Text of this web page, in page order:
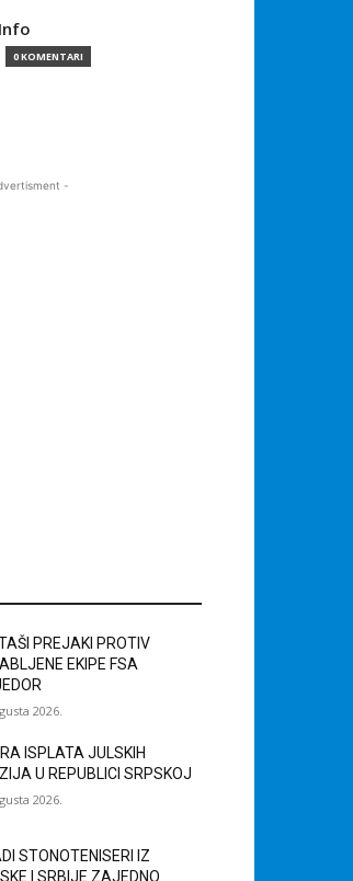
0 KOMENTARI
-
PREJAKI PROTIV
EKIPE FSA
2026.
ISPLATA JULSKIH
U REPUBLICI SRPSKOJ
2026.
STONOTENISERI IZ
I SRBIJE ZAJEDNO